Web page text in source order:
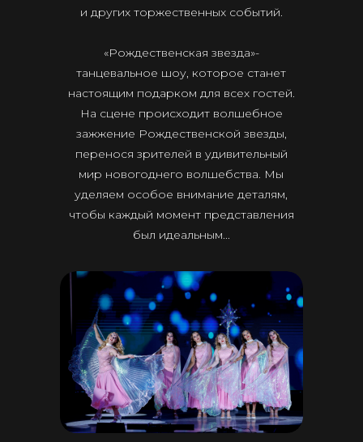
и других торжественных событий.
«Рождественская звезда»-
танцевальное шоу, которое станет
настоящим подарком для всех гостей.
На сцене происходит волшебное
зажжение Рождественской звезды,
перенося зрителей в удивительный
мир новогоднего волшебства. Мы
уделяем особое внимание деталям,
чтобы каждый момент представления
был идеальным...